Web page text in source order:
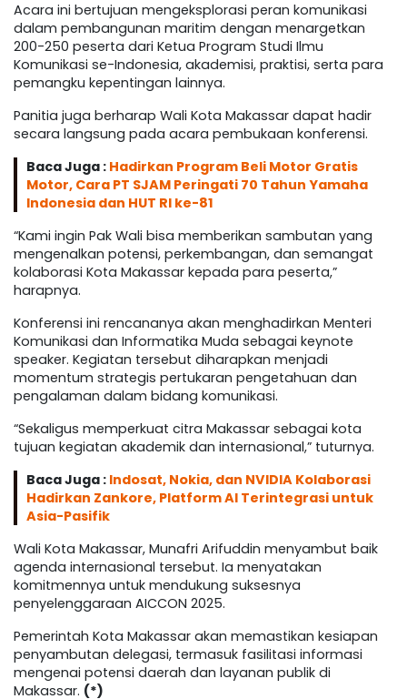
Acara ini bertujuan mengeksplorasi peran komunikasi
dalam pembangunan maritim dengan menargetkan
200-250 peserta dari Ketua Program Studi Ilmu
Komunikasi se-Indonesia, akademisi, praktisi, serta para
pemangku kepentingan lainnya.
Panitia juga berharap Wali Kota Makassar dapat hadir
secara langsung pada acara pembukaan konferensi.
Baca Juga : Hadirkan Program Beli Motor Gratis
Motor, Cara PT SJAM Peringati 70 Tahun Yamaha
Indonesia dan HUT RI ke-81
“Kami ingin Pak Wali bisa memberikan sambutan yang
mengenalkan potensi, perkembangan, dan semangat
kolaborasi Kota Makassar kepada para peserta,”
harapnya.
Konferensi ini rencananya akan menghadirkan Menteri
Komunikasi dan Informatika Muda sebagai keynote
speaker. Kegiatan tersebut diharapkan menjadi
momentum strategis pertukaran pengetahuan dan
pengalaman dalam bidang komunikasi.
“Sekaligus memperkuat citra Makassar sebagai kota
tujuan kegiatan akademik dan internasional,” tuturnya.
Baca Juga : Indosat, Nokia, dan NVIDIA Kolaborasi
Hadirkan Zankore, Platform AI Terintegrasi untuk
Asia-Pasifik
Wali Kota Makassar, Munafri Arifuddin menyambut baik
agenda internasional tersebut. Ia menyatakan
komitmennya untuk mendukung suksesnya
penyelenggaraan AICCON 2025.
Pemerintah Kota Makassar akan memastikan kesiapan
penyambutan delegasi, termasuk fasilitasi informasi
mengenai potensi daerah dan layanan publik di
Makassar. (*)